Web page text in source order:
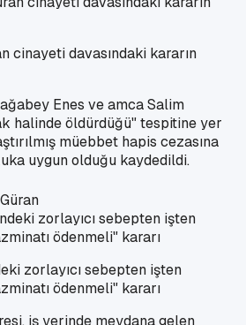
cinayeti davasındaki kararın
Enes ve amca Salim
halinde öldürdüğü" tespitine yer
müebbet hapis cezasına
uygun olduğu kaydedildi.
zorlayıcı sebepten işten
ödenmeli" kararı
iş yerinde meydana gelen